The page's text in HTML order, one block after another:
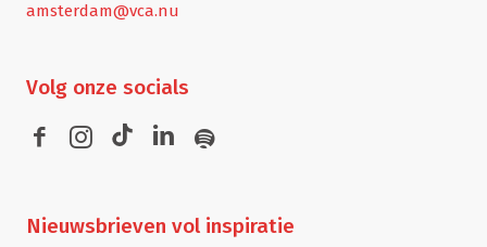
amsterdam@vca.nu
Volg onze socials
Nieuwsbrieven vol inspiratie